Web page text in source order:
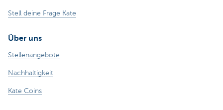
Stell deine Frage Kate
Über uns
Stellenangebote
Nachhaltigkeit
Kate Coins